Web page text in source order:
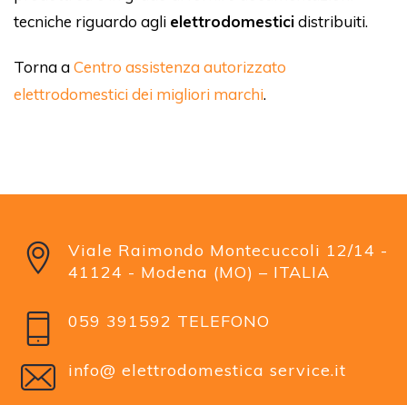
tecniche riguardo agli elettrodomesticidistribuiti.
Torna aCentro assistenza autorizzato
elettrodomestici dei migliori marchi.
Viale Raimondo Montecuccoli 12/14 -
41124 - Modena (MO) – ITALIA
059 391592 TELEFONO
info@ elettrodomestica service.it